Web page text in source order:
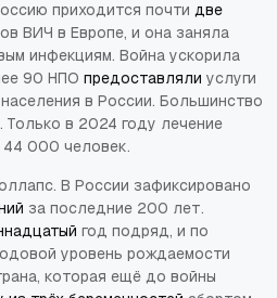
приходится почти две
ВИЧ в Европе, и она заняла
инфекциям. Война ускорила
90 НПО предоставляли услуги
в России. Большинство
Только в 2024 году лечение
000 человек.
В России зафиксировано
за последние 200 лет.
год подряд, и по
уровень рождаемости
которая ещё до войны